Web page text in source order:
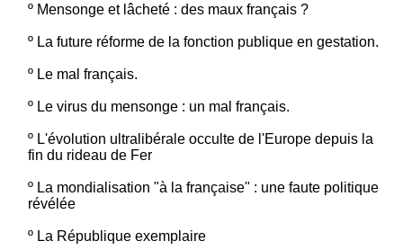
º Mensonge et lâcheté : des maux français ?
º La future réforme de la fonction publique en gestation.
º Le mal français.
º Le virus du mensonge : un mal français.
º L'évolution ultralibérale occulte de l'Europe depuis la
fin du rideau de Fer
º La mondialisation "à la française" : une faute politique
révélée
º La République exemplaire